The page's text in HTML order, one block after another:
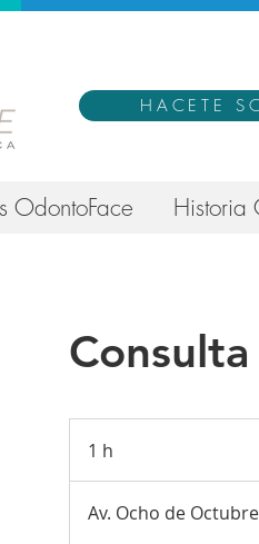
HACETE
OdontoFace Historia
1 h
Av. Ocho de